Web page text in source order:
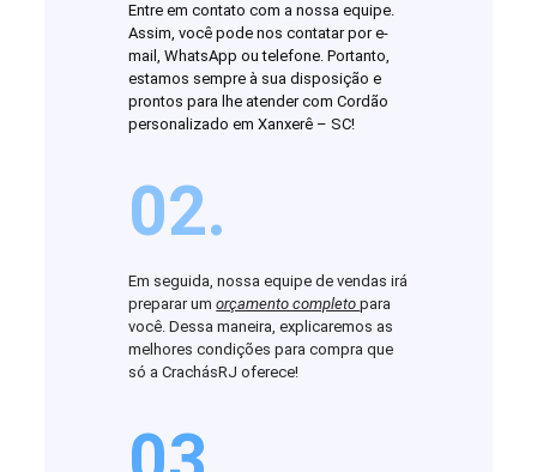
Entre em contato com a nossa equipe.
Assim, você pode nos contatar por e-
mail, WhatsApp ou telefone. Portanto,
estamos sempre à sua disposição e
prontos para lhe atender com Cordão
personalizado em Xanxerê – SC!
02.
Em seguida, nossa equipe de vendas irá
preparar umorçamento completopara
você. Dessa maneira, explicaremos as
melhores condições para compra que
só a CrachásRJ oferece!